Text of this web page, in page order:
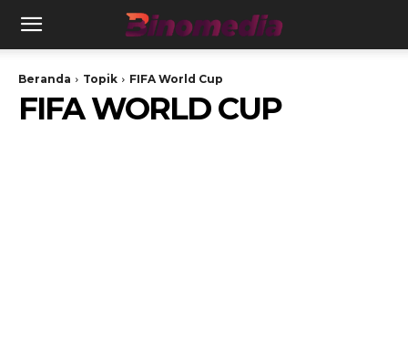
Beranda Topik FIFA World Cup
FIFA WORLD CUP